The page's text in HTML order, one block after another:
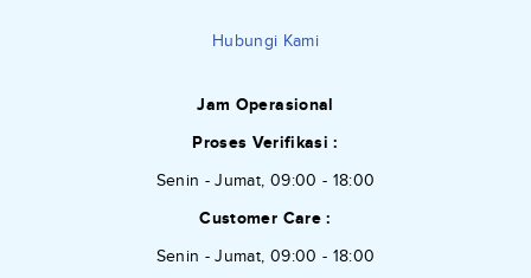
Hubungi Kami
Jam Operasional
Proses Verifikasi :
Senin - Jumat, 09:00 - 18:00
Customer Care :
Senin - Jumat, 09:00 - 18:00